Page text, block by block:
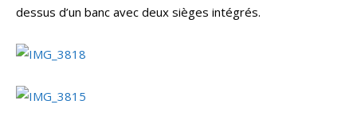
dessus d’un banc avec deux sièges intégrés.